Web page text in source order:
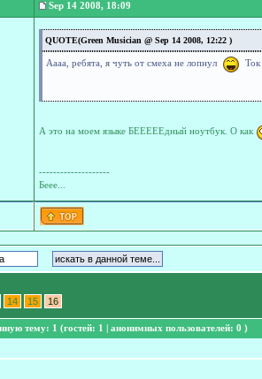
Sep 14 2008, 18:09
QUOTE(Green Musician @ Sep 14 2008, 12:22 )
Аааа, ребята, я чуть от смеха не лопнул Ток
А это на моем языке БЕЕЕЕЕдный ноутбук. О как
--------------------
Беее...
14 15 16
тему: 1 (гостей: 1 | анонимных пользователей: 0 )